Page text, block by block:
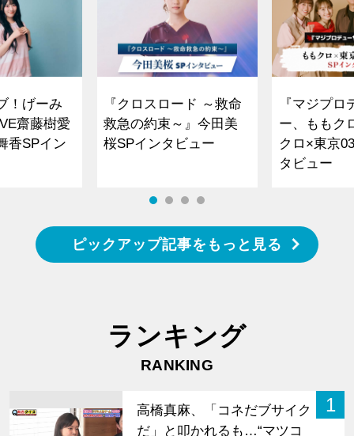
！げーみ
齋藤樹愛
香SPイン
『クロスロード ～救命
救急の約束～』今田美
桜SPインタビュー
『マジプロ
ー、ももク
クロ×東京
タビュー
ピックアップ記事をもっと見る
ランキング
RANKING
1
高橋真麻、「コネだブサイク
だ」と叩かれるも…“マツコ